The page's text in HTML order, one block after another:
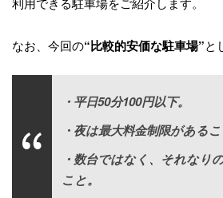
なお、今回の“比較的安価な駐車場”と
・平日50分100円以下。
・夜は最大料金制限があるこ
・数台ではなく、それなり
こと。